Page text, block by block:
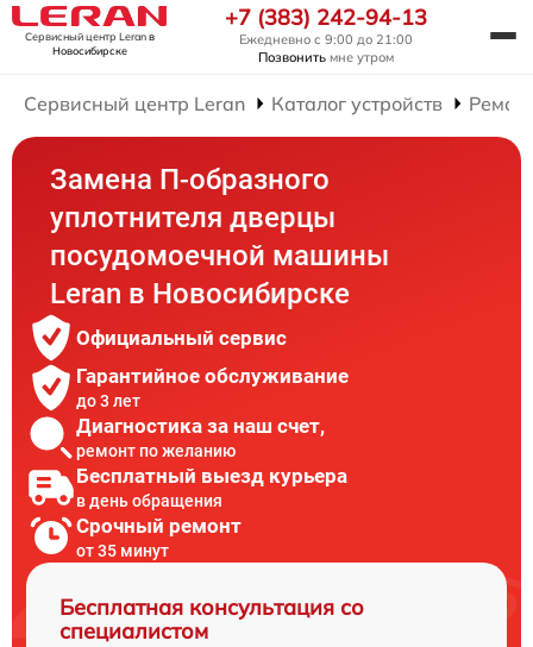
Сервисный центр Leranв
Новосибирске
+7 (383) 242-94-13
Ежедневно с 9:00 до 21:00
Позвонить мне утром
Сервисный центр Leran Каталог устройств
Замена П-образного
уплотнителя дверцы
посудомоечной машины
Leran в Новосибирске
Официальный сервис
Гарантийное обслуживание
до 3 лет
Диагностика за наш счет,
ремонт по желанию
Бесплатный выезд курьера
в день обращения
Срочный ремонт
от 35 минут
Бесплатная консультация со
специалистом